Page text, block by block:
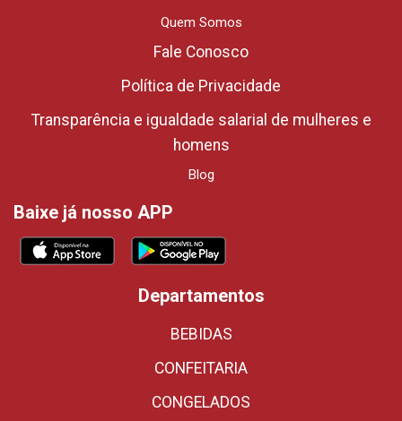
Quem Somos
Fale Conosco
Política de Privacidade
Transparência e igualdade salarial de mulheres e
homens
Blog
Baixe já nosso APP
Departamentos
BEBIDAS
CONFEITARIA
CONGELADOS